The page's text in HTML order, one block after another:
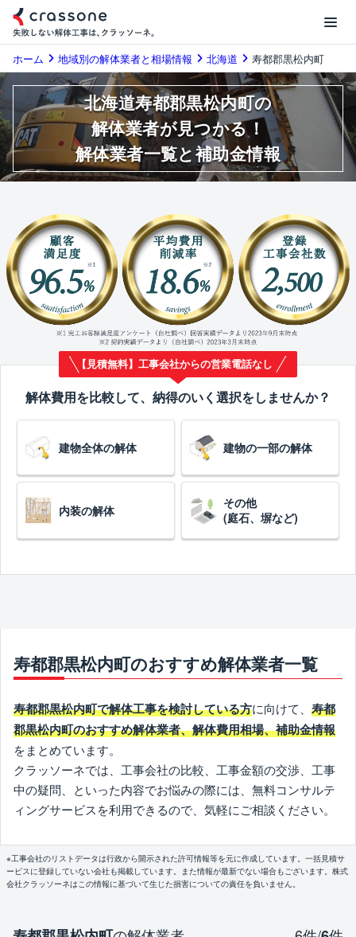
ホーム 地域別の解体業者と相場情報 北海道 寿都郡黒松内町
北海道寿都郡黒松内町の
解体業者が見つかる！
解体業者一覧と補助金情報
【見積無料】工事会社からの営業電話なし
解体費用を比較して、納得のいく選択をしませんか？
建物全体の解体 建物の一部の解体
内装の解体
その他
(庭石、塀など)
寿都郡黒松内町のおすすめ解体業者一覧
寿都郡黒松内町で解体工事を検討している方に向けて、 寿都
郡黒松内町のおすすめ解体業者、解体費用相場、補助金情報
をまとめています。
クラッソーネでは、工事会社の比較、工事金額の交渉、工事
中の疑問、といった内容でお悩みの際には、無料コンサルテ
ィングサービスを利用できるので、気軽にご相談ください。
※工事会社のリストデータは行政から開示された許可情報等を元に作成しています。一括見積サ
ービスに登録していない会社も掲載しています。また情報が最新でない場合もございます。株式
会社クラッソーネはこの情報に基づいて生じた損害についての責任を負いません。